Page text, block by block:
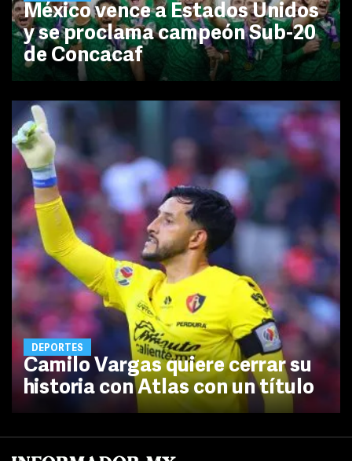
México vence a Estados Unidos
y se proclama campeón Sub-20
de Concacaf
DEPORTES
Camilo Vargas quiere cerrar su
historia con Atlas con un título